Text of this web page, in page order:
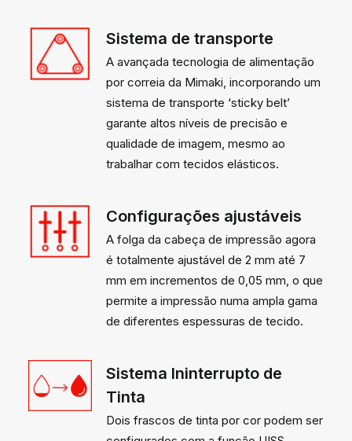
Sistema de transporte
A avançada tecnologia de alimentação
por correia da Mimaki, incorporando um
sistema de transporte ‘sticky belt’
garante altos níveis de precisão e
qualidade de imagem, mesmo ao
trabalhar com tecidos elásticos.
Configurações ajustáveis
A folga da cabeça de impressão agora
é totalmente ajustável de 2 mm até 7
mm em incrementos de 0,05 mm, o que
permite a impressão numa ampla gama
de diferentes espessuras de tecido.
Sistema Ininterrupto de
Tinta
Dois frascos de tinta por cor podem ser